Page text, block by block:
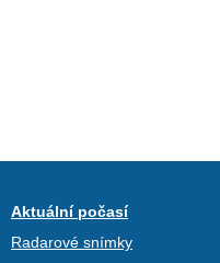
Aktuální počasí
Radarové snímky